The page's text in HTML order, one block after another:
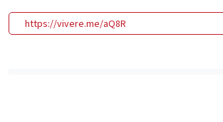
https://vivere.me/aQ8R